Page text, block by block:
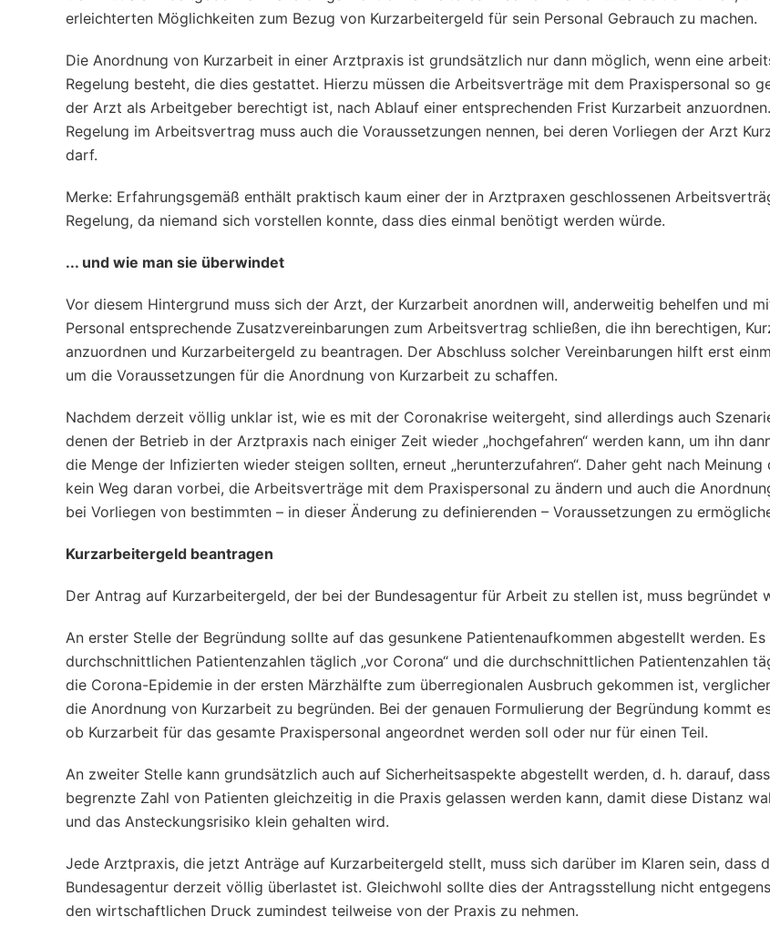
erleichterten Möglichkeiten zum Bezug von Kurzarbeitergeld für sein Personal Gebrauch zu machen.
Die Anordnung von Kurzarbeit in einer Arztpraxis ist grundsätzlich nur dann möglich, wenn eine
Regelung besteht, die dies gestattet. Hierzu müssen die Arbeitsverträge mit dem Praxispersonal so
der Arzt als Arbeitgeber berechtigt ist, nach Ablauf einer entsprechenden Frist Kurzarbeit
Regelung im Arbeitsvertrag muss auch die Voraussetzungen nennen, bei deren Vorliegen der Arzt
darf.
Merke: Erfahrungsgemäß enthält praktisch kaum einer der in Arztpraxen geschlossenen
Regelung, da niemand sich vorstellen konnte, dass dies einmal benötigt werden würde.
... und wie man sie überwindet
Vor diesem Hintergrund muss sich der Arzt, der Kurzarbeit anordnen will, anderweitig behelfen und
Personal entsprechende Zusatzvereinbarungen zum Arbeitsvertrag schließen, die ihn berechtigen,
anzuordnen und Kurzarbeitergeld zu beantragen. Der Abschluss solcher Vereinbarungen hilft erst
um die Voraussetzungen für die Anordnung von Kurzarbeit zu schaffen.
Nachdem derzeit völlig unklar ist, wie es mit der Coronakrise weitergeht, sind allerdings auch
denen der Betrieb in der Arztpraxis nach einiger Zeit wieder „hochgefahren“ werden kann, um ihn
die Menge der Infizierten wieder steigen sollten, erneut „herunterzufahren“. Daher geht nach Meinung
kein Weg daran vorbei, die Arbeitsverträge mit dem Praxispersonal zu ändern und auch die
bei Vorliegen von bestimmten – in dieser Änderung zu definierenden – Voraussetzungen zu
Kurzarbeitergeld beantragen
Der Antrag auf Kurzarbeitergeld, der bei der Bundesagentur für Arbeit zu stellen ist, muss begründet
An erster Stelle der Begründung sollte auf das gesunkene Patientenaufkommen abgestellt werden.
durchschnittlichen Patientenzahlen täglich „vor Corona“ und die durchschnittlichen Patientenzahlen
die Corona-Epidemie in der ersten Märzhälfte zum überregionalen Ausbruch gekommen ist,
die Anordnung von Kurzarbeit zu begründen. Bei der genauen Formulierung der Begründung kommt
ob Kurzarbeit für das gesamte Praxispersonal angeordnet werden soll oder nur für einen Teil.
An zweiter Stelle kann grundsätzlich auch auf Sicherheitsaspekte abgestellt werden, d. h. darauf,
begrenzte Zahl von Patienten gleichzeitig in die Praxis gelassen werden kann, damit diese Distanz
und das Ansteckungsrisiko klein gehalten wird.
Jede Arztpraxis, die jetzt Anträge auf Kurzarbeitergeld stellt, muss sich darüber im Klaren sein, dass
Bundesagentur derzeit völlig überlastet ist. Gleichwohl sollte dies der Antragsstellung nicht
den wirtschaftlichen Druck zumindest teilweise von der Praxis zu nehmen.